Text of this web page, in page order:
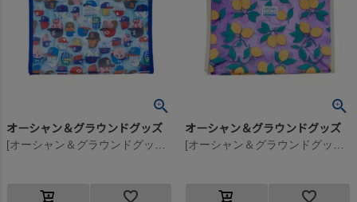
オーシャン＆グラウンドグッズ オーシャン＆グラウンドグッズ